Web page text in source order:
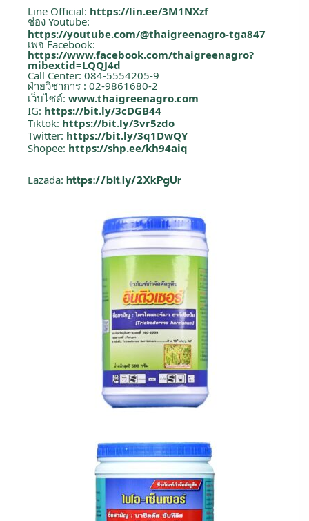
Line Official: https://lin.ee/3M1NXzf
ช่อง Youtube:
https://youtube.com/@thaigreenagro-tga847
เพจ Facebook:
https://www.facebook.com/thaigreenagro?
mibextid=LQQJ4d
Call Center: 084-5554205-9
ฝ่ายวิชาการ : 02-9861680-2
เว็บไซต์: www.thaigreenagro.com
IG: https://bit.ly/3cDGB44
Tiktok: https://bit.ly/3vr5zdo
Twitter: https://bit.ly/3q1DwQY
Shopee: https://shp.ee/kh94aiq
Lazada: https://bit.ly/2XkPgUr